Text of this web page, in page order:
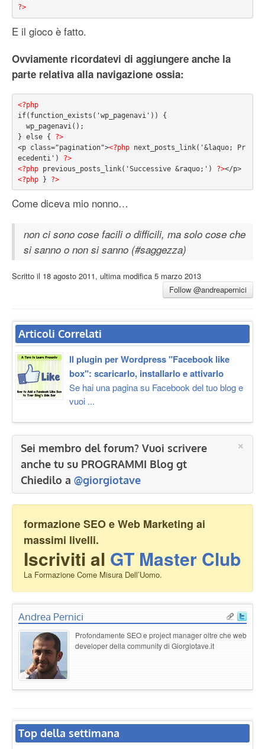
?>
E il gioco è fatto.
Ovviamente ricordatevi di aggiungere anche la
parte relativa alla navigazione ossia:
<?php
if(function_exists('wp_pagenavi')) {
} else {
?>
<p class="pagination"><?php next_posts_link('&laquo; Pr
ecedenti')
?>
<?php previous_posts_link('Successive &raquo;') ?>
</p>
<?php } ?>
Come diceva mio nonno…
non ci sono cose facili o difficili, ma solo cose che
si sanno o non si sanno (#saggezza)
Scritto il 18 agosto 2011, ultima modifica 5 marzo 2013
Follow @andreapernici
Articoli Correlati
Il plugin per Wordpress "Facebook like
box": scaricarlo, installarlo e attivarlo
Se hai una pagina su Facebook del tuo blog e
vuoi ...
×
Sei membro del forum? Vuoi scrivere
anche tu su PROGRAMMI Blog gt
Chiedilo a @giorgiotave
formazione SEO e Web Marketing ai
massimi livelli.
Iscriviti al GT Master Club
La Formazione Come Misura Dell’Uomo.
Andrea Pernici
Profondamente SEO e project manager oltre che web
developer della community di Giorgiotave.it
Top della settimana